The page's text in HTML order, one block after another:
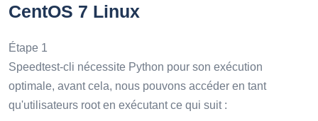
CentOS 7 Linux
Étape 1
Speedtest-cli nécessite Python pour son exécution
optimale, avant cela, nous pouvons accéder en tant
qu'utilisateurs root en exécutant ce qui suit :